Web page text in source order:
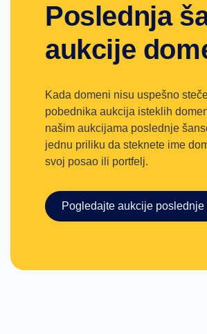
Kontaktirajte
nas
Tiketi
Prijavi
Prijavite
greške
Zahtevi
funkcionalnosti
Poslednja
aukcije
Kada domeni nisu uspešno
pobednika aukcija isteklih
našim aukcijama poslednje
jednu priliku da steknete ime
svoj posao ili portfelj.
Pogledajte aukcije poslednje